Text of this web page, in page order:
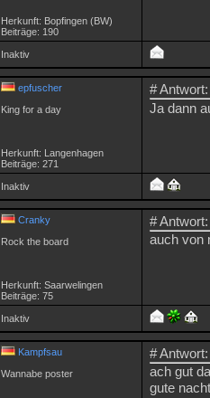
Herkunft: Bopfingen (BW)
Beiträge: 190
Inaktiv
epfuscher
King for a day
Herkunft: Langenhagen
Beiträge: 271
#
Ja dann
Inaktiv
Cranky
Rock the board
Herkunft: Saarwelingen
Beiträge: 75
#
auch von
Inaktiv
Kampfsau
Wannabe poster
#
ach gut
gute